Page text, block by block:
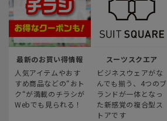
最新のお買い得情報
人気アイテムやおす
すめ商品などの“おト
ク“が満載のチラシが
Webでも見られる！
スーツスクエア
ビジネスウェアがな
んでも揃う、4つのブ
ランドが一体となっ
た新感覚の複合型ス
トアです